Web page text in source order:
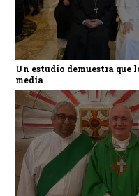
Un estudio demuestra que
media